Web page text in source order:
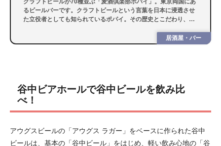
クラフトビールが70種並ぶ「麦酒倶楽部ポパイ」。東京両国にあ
るビールバーです。クラフトビールという言葉を日本に浸透させ
た立役者としても知られているポパイ。その歴史とこだわり、そ
居酒屋・バー
谷中ビアホールで谷中ビールを飲み比
べ！
アウグスビールの「アウグス ラガー」をベースに作られた谷中
ビールは、基本の「谷中ビール」をはじめ、軽い飲み心地の「谷